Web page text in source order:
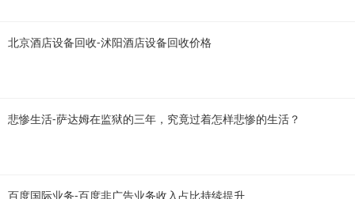
北京酒店设备回收-沭阳酒店设备回收价格
悲惨生活-萨达姆在监狱的三年，究竟过着怎样悲惨的生活？
百度国际业务-百度非广告业务收入占比持续提升